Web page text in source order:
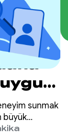
sunmak
büyük